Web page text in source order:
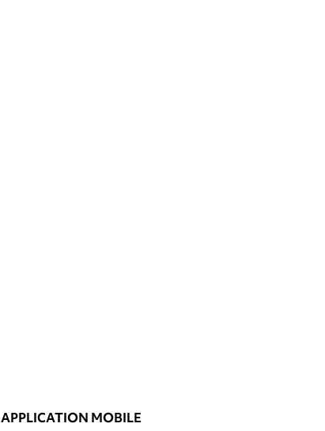
APPLICATION MOBILE